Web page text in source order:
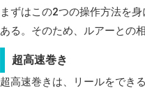
まずはこの2つの操作方法を
ある。そのため、ルアーとの
超高速巻き
超高速巻きは、リールをでき